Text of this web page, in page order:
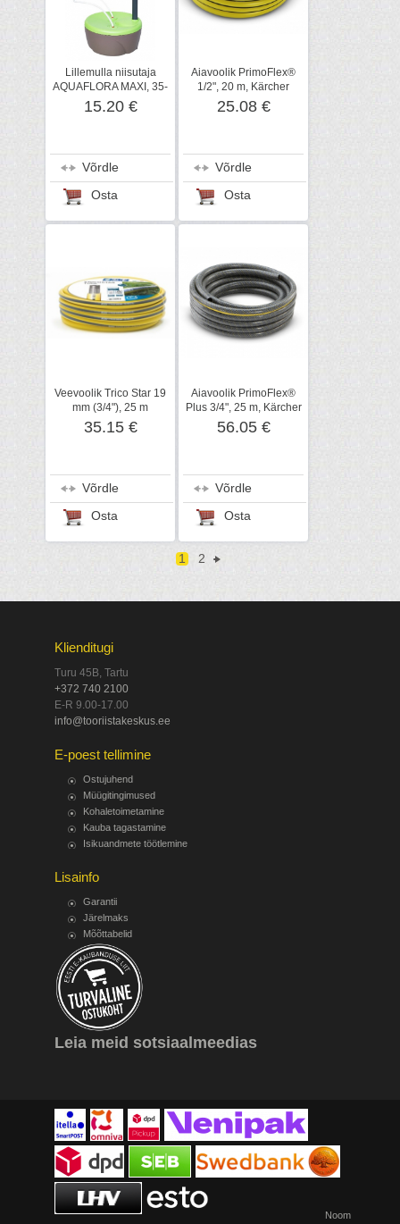
Lillemulla niisutaja
AQUAFLORA MAXI, 35-
50 cm,1,4 L
15.20 €
Võrdle
Osta
Aiavoolik PrimoFlex®
1/2", 20 m, Kärcher
25.08 €
Võrdle
Osta
Veevoolik Trico Star 19
mm (3/4"), 25 m
35.15 €
Võrdle
Osta
Aiavoolik PrimoFlex®
Plus 3/4", 25 m, Kärcher
56.05 €
Võrdle
Osta
1 2
Klienditugi
Turu 45B, Tartu
+372 740 2100
E-R 9.00-17.00
info@tooriistakeskus.ee
E-poest tellimine
Ostujuhend
Müügitingimused
Kohaletoimetamine
Kauba tagastamine
Isikuandmete töötlemine
Lisainfo
Garantii
Järelmaks
Mõõttabelid
Leia meid sotsiaalmeedias
Noom